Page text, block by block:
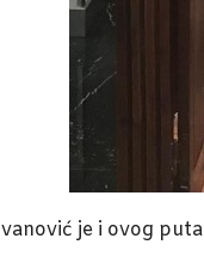
je i ovog